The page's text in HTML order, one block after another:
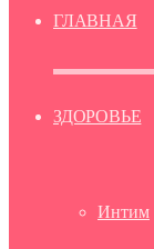
ГЛАВНАЯ
ЗДОРОВЬЕ
Интим